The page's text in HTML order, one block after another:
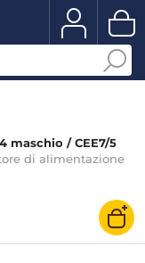
maschio / CEE7/5
di alimentazione